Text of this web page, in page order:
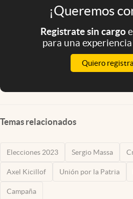
¡Queremos
Registrate sin cargo
para una
Quiero
Temas relacionados
Elecciones 2023 Sergio Massa
Axel Kicillof Unión por la Patria
Campaña